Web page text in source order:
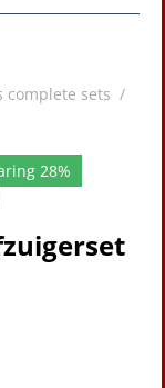
complete sets /
28%